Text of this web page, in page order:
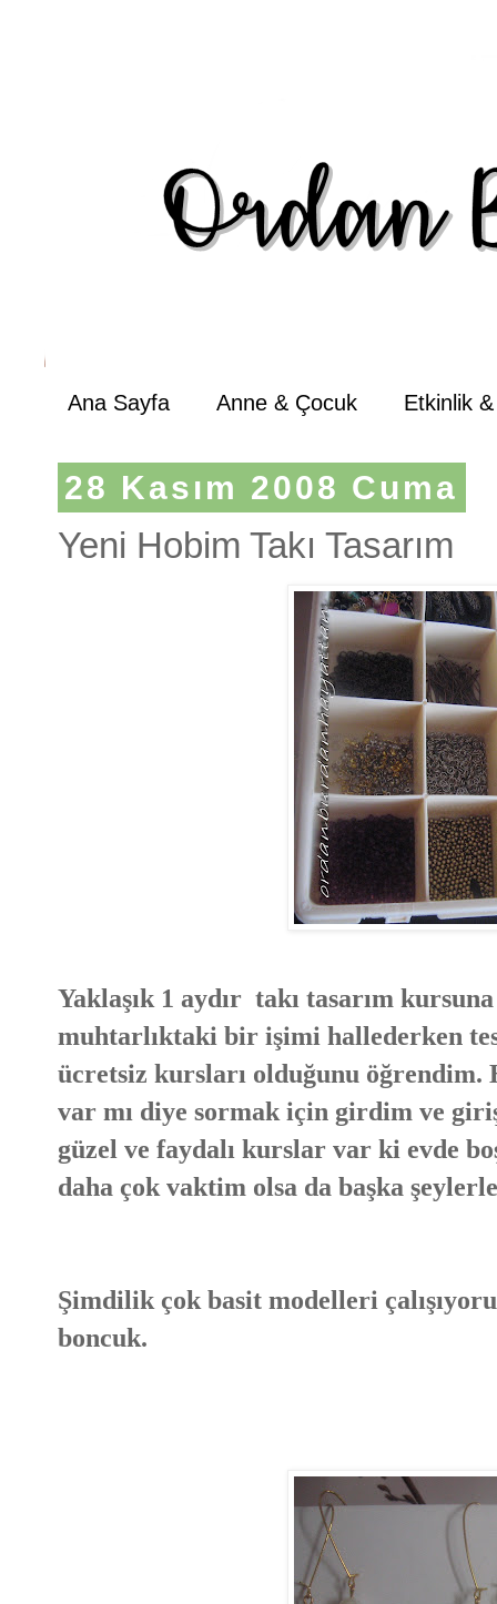
Ana Sayfa Anne & Çocuk Etkinlik
28 Kasım 2008 Cuma
Yeni Hobim Takı Tasarım
Yaklaşık 1 aydır takı tasarım
muhtarlıktaki bir işimi hallederken
ücretsiz kursları olduğunu öğrendim.
var mı diye sormak için girdim ve
güzel ve faydalı kurslar var ki evde
daha çok vaktim olsa da başka
Şimdilik çok basit modelleri
boncuk.